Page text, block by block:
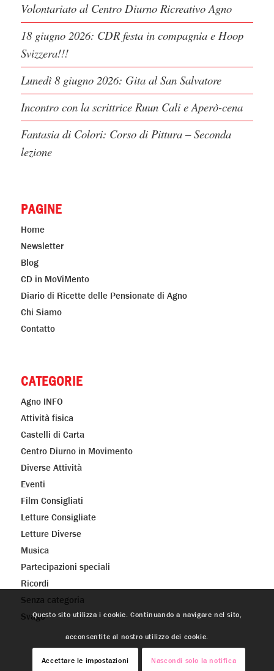
Volontariato al Centro Diurno Ricreativo Agno
18 giugno 2026: CDR festa in compagnia e Hoop
Svizzera!!!
Lunedì 8 giugno 2026: Gita al San Salvatore
Incontro con la scrittrice Ruun Cali e Aperò-cena
Fantasia di Colori: Corso di Pittura – Seconda
lezione
PAGINE
Home
Newsletter
Blog
CD in MoViMento
Diario di Ricette delle Pensionate di Agno
Chi Siamo
Contatto
CATEGORIE
Agno INFO
Attività fisica
Castelli di Carta
Centro Diurno in Movimento
Diverse Attività
Eventi
Film Consigliati
Letture Consigliate
Letture Diverse
Musica
Partecipazioni speciali
Ricordi
Senza categoria
SvagoQuesto sito utilizza i cookie. Continuando a navigare nel sito,
acconsentite al nostro utilizzo dei cookie.
Accettare le impostazioni Nascondi solo la notifica